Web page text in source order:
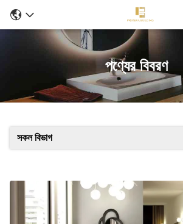
পণ্যের বিবরণ
সকল বিভাগ